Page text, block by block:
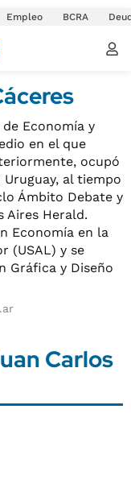
Empleo BCRA
Economía y
en el que
ocupó
al tiempo
Ámbito Debate y
Aires Herald.
Economía en la
(USAL) y se
Gráfica y Diseño
Carlos